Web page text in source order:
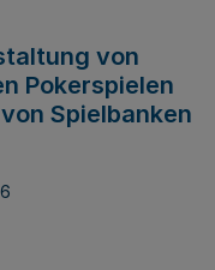
von
Pokerspielen
Spielbanken